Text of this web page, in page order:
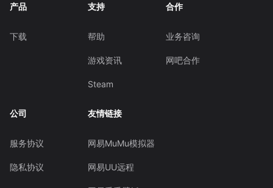
产品
下载
支持
帮助
游戏资讯
Steam
合作
业务咨询
网吧合作
公司
服务协议
隐私协议
友情链接
网易MuMu模拟器
网易UU远程